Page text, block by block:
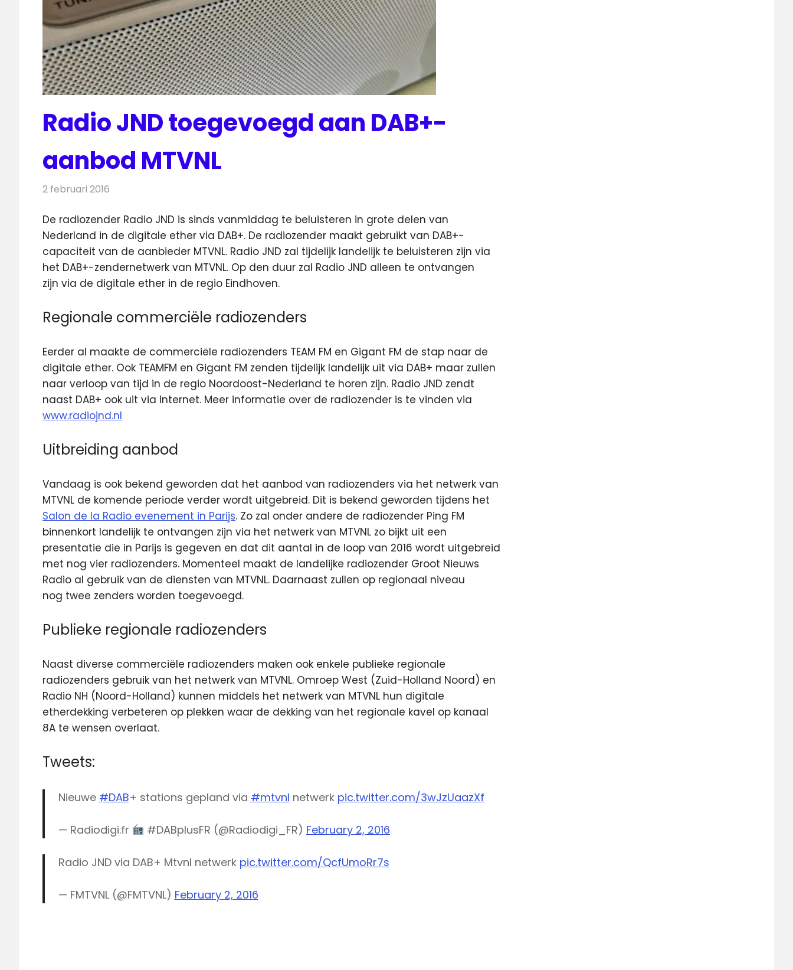
Radio JND toegevoegd aan DAB+-
aanbod MTVNL
2 februari 2016
De radiozender Radio JND is sinds vanmiddag te beluisteren in grote delen van
Nederland in de digitale ether via DAB+. De radiozender maakt gebruikt van DAB+-
capaciteit van de aanbieder MTVNL. Radio JND zal tijdelijk landelijk te beluisteren zijn via
het DAB+-zendernetwerk van MTVNL. Op den duur zal Radio JND alleen te ontvangen
zijn via de digitale ether in de regio Eindhoven.
Regionale commerciële radiozenders
Eerder al maakte de commerciële radiozenders TEAM FM en Gigant FM de stap naar de
digitale ether. Ook TEAMFM en Gigant FM zenden tijdelijk landelijk uit via DAB+ maar zullen
naar verloop van tijd in de regio Noordoost-Nederland te horen zijn. Radio JND zendt
naast DAB+ ook uit via Internet. Meer informatie over de radiozender is te vinden via
www.radiojnd.nl
Uitbreiding aanbod
Vandaag is ook bekend geworden dat het aanbod van radiozenders via het netwerk van
MTVNL de komende periode verder wordt uitgebreid. Dit is bekend geworden tijdens het
Salon de la Radio evenement in Parijs. Zo zal onder andere de radiozender Ping FM
binnenkort landelijk te ontvangen zijn via het netwerk van MTVNL zo bijkt uit een
presentatie die in Parijs is gegeven en dat dit aantal in de loop van 2016 wordt uitgebreid
met nog vier radiozenders. Momenteel maakt de landelijke radiozender Groot Nieuws
Radio al gebruik van de diensten van MTVNL. Daarnaast zullen op regionaal niveau
nog twee zenders worden toegevoegd.
Publieke regionale radiozenders
Naast diverse commerciële radiozenders maken ook enkele publieke regionale
radiozenders gebruik van het netwerk van MTVNL. Omroep West (Zuid-Holland Noord) en
Radio NH (Noord-Holland) kunnen middels het netwerk van MTVNL hun digitale
etherdekking verbeteren op plekken waar de dekking van het regionale kavel op kanaal
8A te wensen overlaat.
Tweets:
Nieuwe #DAB+ stations gepland via #mtvnl netwerk pic.twitter.com/3wJzUaazXf
— Radiodigi.fr #DABplusFR (@Radiodigi_FR) February 2, 2016
Radio JND via DAB+ Mtvnl netwerk pic.twitter.com/QcfUmoRr7s
— FMTVNL (@FMTVNL) February 2, 2016